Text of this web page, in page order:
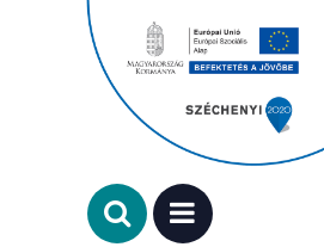
Keresendő szó:
MENÜ